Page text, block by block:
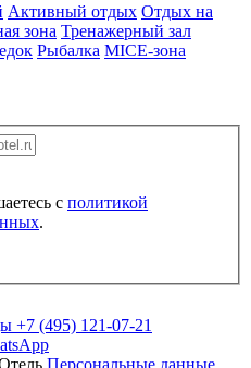
Активный отдых Отдых на
зона Тренажерный зал
Рыбалка MICE-зона
с политикой
.
+7 (495) 121-07-21
Персональные данные